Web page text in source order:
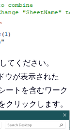
-1 Then
=
GoTo 0
Is
wsTarget
てください。
ウが表示された
ートを含むワーク
リックします。